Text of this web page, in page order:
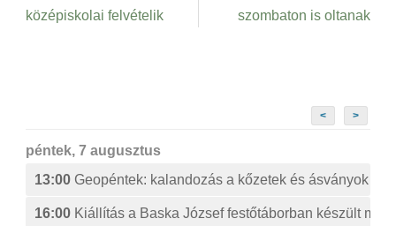
középiskolai felvételik
szombaton is oltanak
< >
péntek, 7 augusztus
13:00 Geopéntek: kalandozás a kőzetek és ásványok
16:00 Kiállítás a Baska József festőtáborban készült